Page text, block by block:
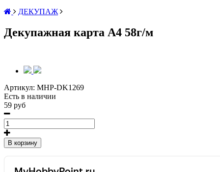
ДЕКУПАЖ
Декупажная карта А4 58г/м
Артикул: MHP-DK1269
Есть в наличии
59 руб
В корзину